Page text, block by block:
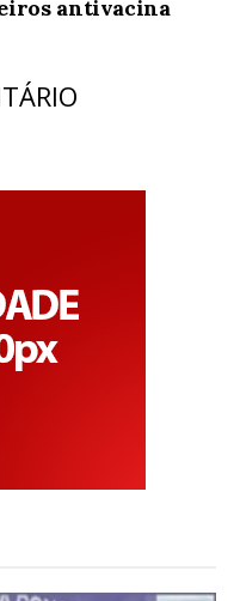
antivacina